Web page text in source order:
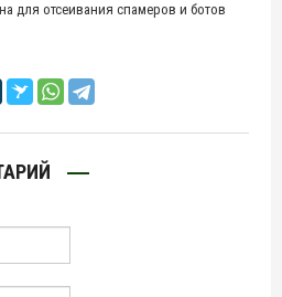
для отсеивания спамеров и ботов